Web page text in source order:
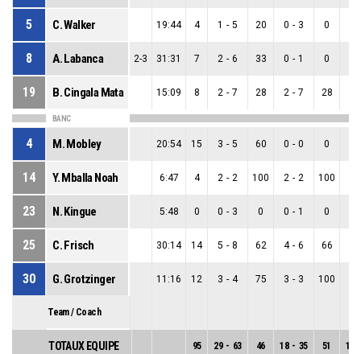
5 C. Walker 19:44 4 1 - 5 20 0 - 3 0
8 A. Labanca 2-3 31:31 7 2 - 6 33 0 - 1 0
19 B. Cingala Mata 15:09 8 2 - 7 28 2 - 7 28
BANC
4 M. Mobley 20:54 15 3 - 5 60 0 - 0 0
14 Y. Mballa Noah 6:47 4 2 - 2 100 2 - 2 100
23 N. Kingue 5:48 0 0 - 3 0 0 - 1 0
25 C. Frisch 30:14 14 5 - 8 62 4 - 6 66
30 G. Grotzinger 11:16 12 3 - 4 75 3 - 3 100
Team / Coach
TOTAUX EQUIPE 95 29 - 63 46 18 - 35 51 11